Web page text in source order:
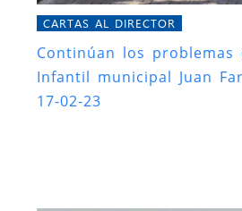
CARTAS AL DIRECTOR
Continúan los problemas
Infantil municipal Juan
17-02-23